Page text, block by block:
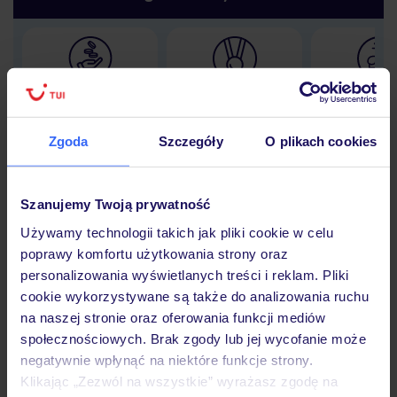
Zgoda Szczegóły O plikach cookies
Szanujemy Twoją prywatność
Używamy technologii takich jak pliki cookie w celu
poprawy komfortu użytkowania strony oraz
personalizowania wyświetlanych treści i reklam. Pliki
cookie wykorzystywane są także do analizowania ruchu
na naszej stronie oraz oferowania funkcji mediów
społecznościowych. Brak zgody lub jej wycofanie może
negatywnie wpłynąć na niektóre funkcje strony.
Klikając „Zezwól na wszystkie” wyrażasz zgodę na
Lider niskich cen 30 lat w
Hotel
Opinie
Pokoje